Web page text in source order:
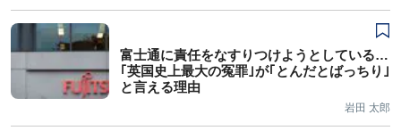
富士通に責任をなすりつけようとしている…
｢英国史上最大の冤罪｣が｢とんだとばっちり｣
と言える理由
岩田 太郎